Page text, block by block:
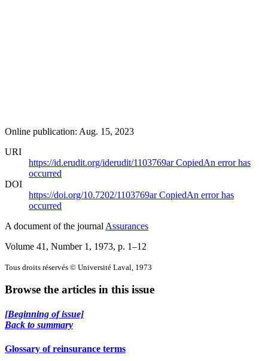
Online publication: Aug. 15, 2023
URI
https://id.erudit.org/iderudit/1103769arCopiedAn error has
occurred
DOI
https://doi.org/10.7202/1103769arCopiedAn error has
occurred
A document of the journal Assurances
Volume 41, Number 1, 1973, p. 1–12
Tous droits réservés © Université Laval, 1973
Browse the articles in this issue
[Beginning of issue]
Back to summary
Glossary of reinsurance terms